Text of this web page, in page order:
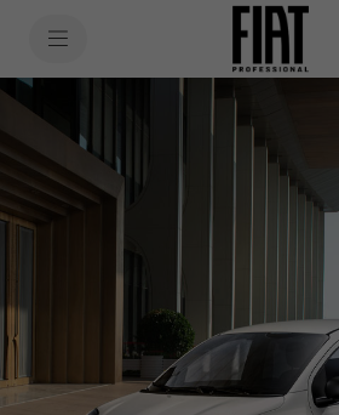
SkiptoNavigationText
PANDA VAN